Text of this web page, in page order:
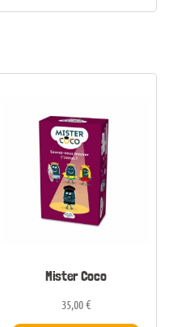
Mister Coco
35,00€